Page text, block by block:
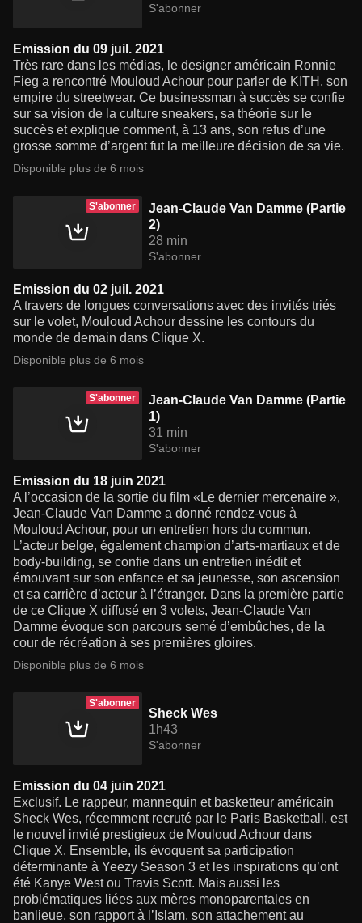
S'abonner
Emission du 09 juil. 2021
Très rare dans les médias, le designer américain Ronnie
Fieg a rencontré Mouloud Achour pour parler de KITH, son
empire du streetwear. Ce businessman à succès se confie
sur sa vision de la culture sneakers, sa théorie sur le
succès et explique comment, à 13 ans, son refus d’une
grosse somme d’argent fut la meilleure décision de sa vie.
Disponible plus de 6 mois
S'abonner
Jean-Claude Van Damme (Partie
2)
28 min
S'abonner
Emission du 02 juil. 2021
A travers de longues conversations avec des invités triés
sur le volet, Mouloud Achour dessine les contours du
monde de demain dans Clique X.
Disponible plus de 6 mois
S'abonner
Jean-Claude Van Damme (Partie
1)
31 min
S'abonner
Emission du 18 juin 2021
A l’occasion de la sortie du film «Le dernier mercenaire »,
Jean-Claude Van Damme a donné rendez-vous à
Mouloud Achour, pour un entretien hors du commun.
L’acteur belge, également champion d’arts-martiaux et de
body-building, se confie dans un entretien inédit et
émouvant sur son enfance et sa jeunesse, son ascension
et sa carrière d’acteur à l’étranger. Dans la première partie
de ce Clique X diffusé en 3 volets, Jean-Claude Van
Damme évoque son parcours semé d’embûches, de la
cour de récréation à ses premières gloires.
Disponible plus de 6 mois
S'abonner
Sheck Wes
1h43
S'abonner
Emission du 04 juin 2021
Exclusif. Le rappeur, mannequin et basketteur américain
Sheck Wes, récemment recruté par le Paris Basketball, est
le nouvel invité prestigieux de Mouloud Achour dans
Clique X. Ensemble, ils évoquent sa participation
déterminante à Yeezy Season 3 et les inspirations qu’ont
été Kanye West ou Travis Scott. Mais aussi les
problématiques liées aux mères monoparentales en
banlieue, son rapport à l’Islam, son attachement au